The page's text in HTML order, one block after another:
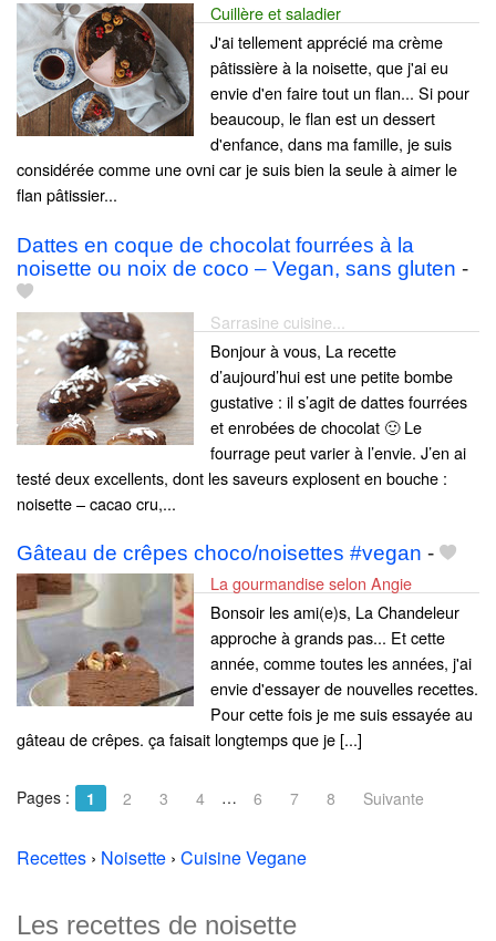
Cuillère et saladier
J'ai tellement apprécié ma crème
pâtissière à la noisette, que j'ai eu
envie d'en faire tout un flan... Si pour
beaucoup, le flan est un dessert
d'enfance, dans ma famille, je suis
considérée comme une ovni car je suis bien la seule à aimer le
flan pâtissier...
Dattes en coque de chocolat fourrées à la
noisette ou noix de coco – Vegan, sans gluten -
Sarrasine cuisine...
Bonjour à vous, La recette
d’aujourd’hui est une petite bombe
gustative : il s’agit de dattes fourrées
et enrobées de chocolat 🙂 Le
fourrage peut varier à l’envie. J’en ai
testé deux excellents, dont les saveurs explosent en bouche :
noisette – cacao cru,...
Gâteau de crêpes choco/noisettes #vegan -
La gourmandise selon Angie
Bonsoir les ami(e)s, La Chandeleur
approche à grands pas... Et cette
année, comme toutes les années, j'ai
envie d'essayer de nouvelles recettes.
Pour cette fois je me suis essayée au
gâteau de crêpes. ça faisait longtemps que je [...]
Pages : 1 2 3 4 … 6 7 8 Suivante
Recettes › Noisette › Cuisine Vegane
Les recettes de noisette